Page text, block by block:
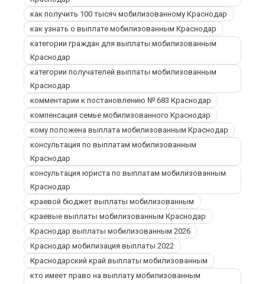
как получить 100 тысяч мобилизованному Краснодар
как узнать о выплате мобилизованным Краснодар
категории граждан для выплаты мобилизованным
Краснодар
категории получателей выплаты мобилизованным
Краснодар
комментарии к постановлению № 683 Краснодар
компенсация семье мобилизованного Краснодар
кому положена выплата мобилизованным Краснодар
консультация по выплатам мобилизованным
Краснодар
консультация юриста по выплатам мобилизованным
Краснодар
краевой бюджет выплаты мобилизованным
краевые выплаты мобилизованным Краснодар
Краснодар выплаты мобилизованным 2026
Краснодар мобилизация выплаты 2022
Краснодарский край выплаты мобилизованным
кто имеет право на выплату мобилизованным